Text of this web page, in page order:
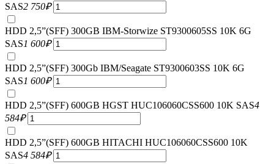
SAS2 750₽
HDD 2,5”(SFF) 300GB IBM-Storwize ST9300605SS 10K 6G
SAS1 600₽
HDD 2,5”(SFF) 300Gb IBM/Seagate ST9300603SS 10K 6G
SAS1 600₽
HDD 2,5”(SFF) 600GB HGST HUC106060CSS600 10K SAS4
584₽
HDD 2,5”(SFF) 600GB HITACHI HUC106060CSS600 10K
SAS4 584₽